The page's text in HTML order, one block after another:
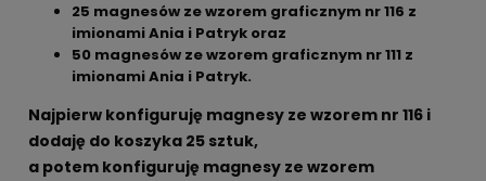
25 magnesów ze wzorem graficznym nr 116 z
imionami Ania i Patryk oraz
50 magnesów ze wzorem graficznym nr 111 z
imionami Ania i Patryk.
Najpierw konfiguruję magnesy ze wzorem nr 116 i
dodaję do koszyka 25 sztuk,
a potem konfiguruję magnesy ze wzorem